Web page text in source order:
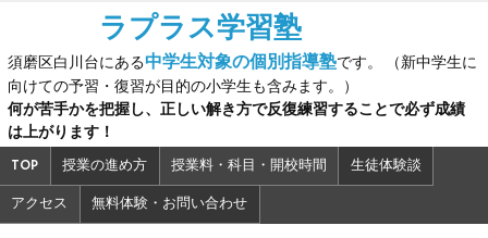
content
ラプラス学習塾
須磨区白川台にある中学生対象の個別指導塾です。 （新中学生に
向けての予習・復習が目的の小学生も含みます。）
何が苦手かを把握し、正しい解き方で反復練習することで必ず成績
は上がります！
TOP 授業の進め方 授業料・科目・開校時間 生徒体験談
アクセス 無料体験・お問い合わせ